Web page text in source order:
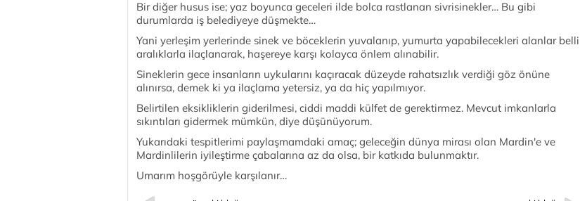
Bir diğer husus ise; yaz boyunca geceleri ilde bolca rastlanan sivrisinekler… Bu gibi
durumlarda iş belediyeye düşmekte…
Yani yerleşim yerlerinde sinek ve böceklerin yuvalanıp, yumurta yapabilecekleri alanlar belli
aralıklarla ilaçlanarak, haşereye karşı kolayca önlem alınabilir.
Sineklerin gece insanların uykularını kaçıracak düzeyde rahatsızlık verdiği göz önüne
alınırsa, demek ki ya ilaçlama yetersiz, ya da hiç yapılmıyor.
Belirtilen eksikliklerin giderilmesi, ciddi maddi külfet de gerektirmez. Mevcut imkanlarla
sıkıntıları gidermek mümkün, diye düşünüyorum.
Yukarıdaki tespitlerimi paylaşmamdaki amaç; geleceğin dünya mirası olan Mardin'e ve
Mardinlilerin iyileştirme çabalarına az da olsa, bir katkıda bulunmaktır.
Umarım hoşgörüyle karşılanır…